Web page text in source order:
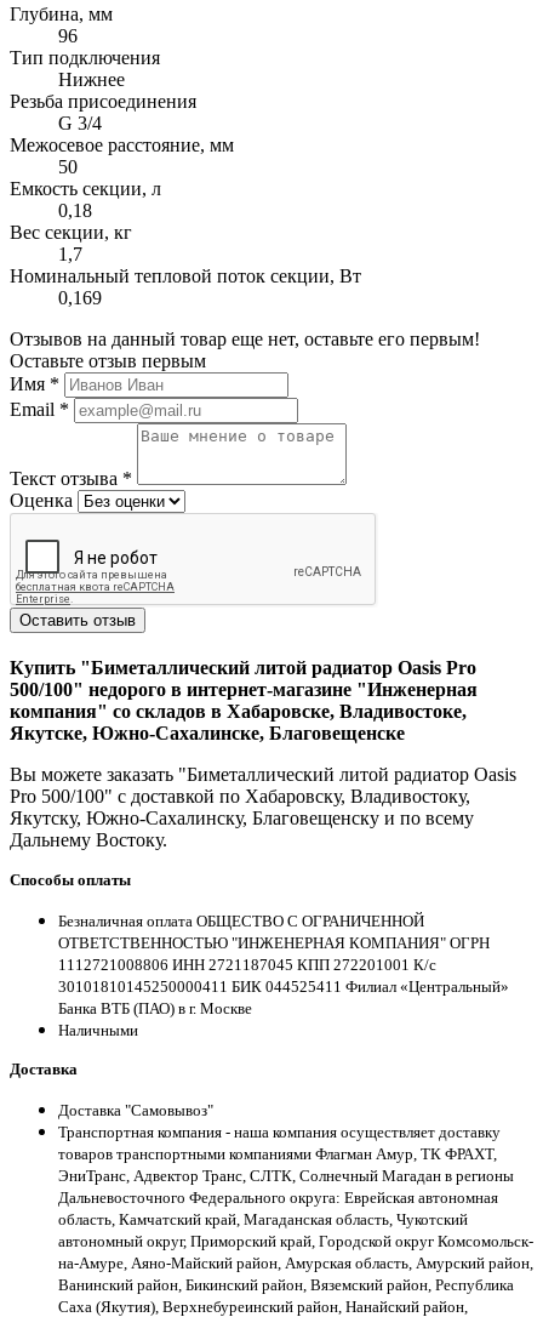
Глубина, мм
96
Тип подключения
Нижнее
Резьба присоединения
G 3/4
Межосевое расстояние, мм
50
Емкость секции, л
0,18
Вес секции, кг
1,7
Номинальный тепловой поток секции, Вт
0,169
Отзывов на данный товар еще нет, оставьте его первым!
Оставьте отзыв первым
Имя *
Email *
Текст отзыва *
Оценка
Оставить отзыв
Купить "Биметаллический литой радиатор Oasis Pro
500/100" недорого в интернет-магазине "Инженерная
компания" со складов в Хабаровске, Владивостоке,
Якутске, Южно-Сахалинске, Благовещенске
Вы можете заказать "Биметаллический литой радиатор Oasis
Pro 500/100" с доставкой по Хабаровску, Владивостоку,
Якутску, Южно-Сахалинску, Благовещенску и по всему
Дальнему Востоку.
Способы оплаты
Безналичная оплата ОБЩЕСТВО С ОГРАНИЧЕННОЙ
ОТВЕТСТВЕННОСТЬЮ "ИНЖЕНЕРНАЯ КОМПАНИЯ" ОГРН
1112721008806 ИНН 2721187045 КПП 272201001 К/с
30101810145250000411 БИК 044525411 Филиал «Центральный»
Банка ВТБ (ПАО) в г. Москве
Наличными
Доставка
Доставка "Самовывоз"
Транспортная компания - наша компания осуществляет доставку
товаров транспортными компаниями Флагман Амур, ТК ФРАХТ,
ЭниТранс, Адвектор Транс, СЛТК, Солнечный Магадан в регионы
Дальневосточного Федерального округа: Еврейская автономная
область, Камчатский край, Магаданская область, Чукотский
автономный округ, Приморский край, Городской округ Комсомольск-
на-Амуре, Аяно-Майский район, Амурская область, Амурский район,
Ванинский район, Бикинский район, Вяземский район, Республика
Саха (Якутия), Верхнебуреинский район, Нанайский район,